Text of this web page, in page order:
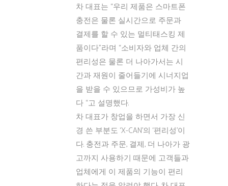
차 대표는 “우리 제품은 스마트폰
충전은 물론 실시간으로 주문과
결제를 할 수 있는 멀티태스킹 제
품이다”라며 “소비자와 업체 간의
편리성은 물론 더 나아가서는 시
간과 재원이 줄어들기에 시너지업
을 받을 수 있으므로 가성비가 높
다 “고 설명했다.
차 대표가 창업을 하면서 가장 신
경 쓴 부분도 ‘X-CAN’의 ‘편리성’이
다. 충전과 주문, 결제, 더 나아가 광
고까지 사용하기 때문에 고객들과
업체에게 이 제품의 기능이 편리